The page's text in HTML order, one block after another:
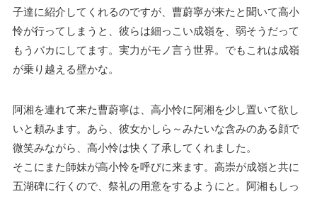
子達に紹介してくれるのですが、曹蔚寧が来たと聞いて高小
怜が行ってしまうと、彼らは細っこい成嶺を、弱そうだって
もうバカにしてます。実力がモノ言う世界。でもこれは成嶺
が乗り越える壁かな。
阿湘を連れて来た曹蔚寧は、高小怜に阿湘を少し置いて欲し
いと頼みます。あら、彼女かしら～みたいな含みのある顔で
微笑みながら、高小怜は快く了承してくれました。
そこにまた師妹が高小怜を呼びに来ます。高崇が成嶺と共に
五湖碑に行くので、祭礼の用意をするようにと。阿湘もしっ